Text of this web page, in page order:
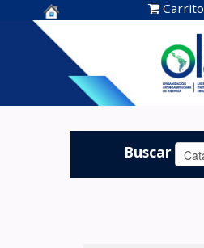
Centro de
Documentación
OLADE -
Carrito
Buscar